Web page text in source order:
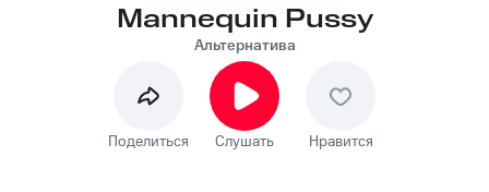
Mannequin Pussy
Альтернатива
Поделиться Слушать Нравится